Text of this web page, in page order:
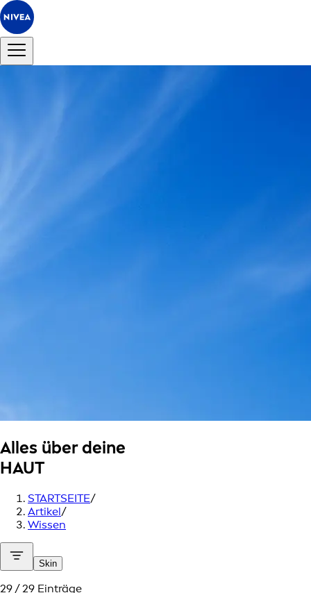
Alles über deine
HAUT
STARTSEITE/
Artikel/
Wissen
Skin
29 / 29 Einträge